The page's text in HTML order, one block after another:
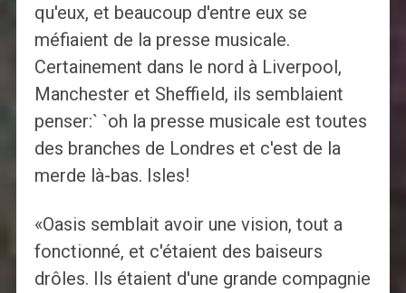
qu'eux, et beaucoup d'entre eux se
méfiaient de la presse musicale.
Certainement dans le nord à Liverpool,
Manchester et Sheffield, ils semblaient
penser:` `oh la presse musicale est toutes
des branches de Londres et c'est de la
merde là-bas. Isles!
«Oasis semblait avoir une vision, tout a
fonctionné, et c'étaient des baiseurs
drôles. Ils étaient d'une grande compagnie